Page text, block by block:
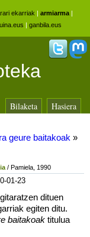
ekarriak | armiarma |
| ganbila.eus
Bilaketa Hasiera
geure baitakoak »
/ Pamiela, 1990
01-23
dituen
egiten ditu.
baitakoak titulua